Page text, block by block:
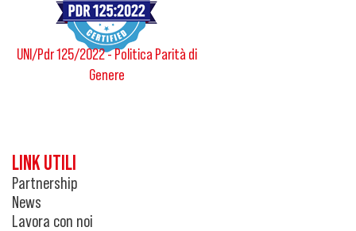
UNI/Pdr 125/2022 - Politica Parità di
Genere
LINK UTILI
Partnership
News
Lavora con noi